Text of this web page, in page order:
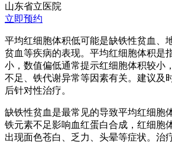
山东省立医院
立即预约
平均红细胞体积低可能是缺铁性贫血、
贫血等疾病的表现。平均红细胞体积是
小，数值偏低通常提示红细胞体积较小
不足、铁代谢异常等因素有关。建议及
后针对性治疗。
缺铁性贫血是最常见的导致平均红细胞
铁元素不足影响血红蛋白合成，红细胞
出现面色苍白、乏力、头晕等症状。治